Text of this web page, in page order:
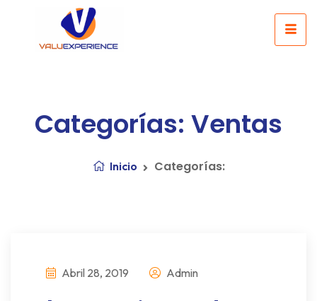
Categorías: Ventas
Inicio Categorías:
Abril 28, 2019 Admin